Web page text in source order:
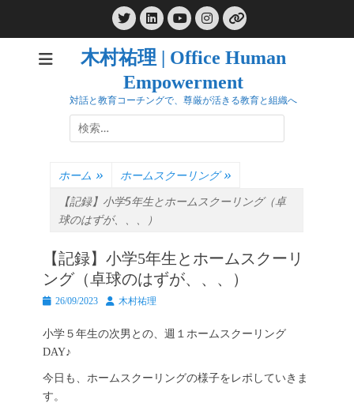
TwitterLinkedIn
YouTube
Instagram
リ
ン
ク
木村祐理 | Office Human
Empowerment
対話と教育コーチングで、尊厳が活きる教育と組織へ
検
索:
ホーム » ホームスクーリング »
【記録】小学5年生とホームスクーリング（卓
球のはずが、、、）
【記録】小学5年生とホームスクーリ
ング（卓球のはずが、、、）
投
日
26/09/2023
投
者
木村祐理
小学５年生の次男との、週１ホームスクーリング
DAY♪
今日も、ホームスクーリングの様子をレポしていきま
す。